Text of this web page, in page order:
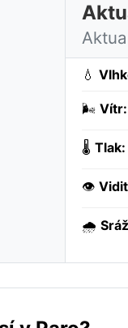
💧
🌬️ Vítr:
🌡️ Tlak:
👁️
🌧️